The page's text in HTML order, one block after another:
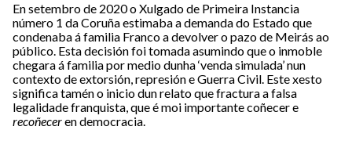
En setembro de 2020 o Xulgado de Primeira Instancia
número 1 da Coruña estimaba a demanda do Estado que
condenaba á familia Franco a devolver o pazo de Meirás ao
público. Esta decisión foi tomada asumindo que o inmoble
chegara á familia por medio dunha ‘venda simulada’ nun
contexto de extorsión, represión e Guerra Civil. Este xesto
significa tamén o inicio dun relato que fractura a falsa
legalidade franquista, que é moi importante coñecer e
recoñeceren democracia.